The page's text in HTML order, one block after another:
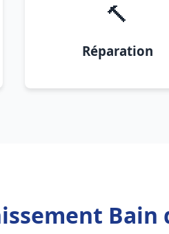
🔨
Réparation
Bain